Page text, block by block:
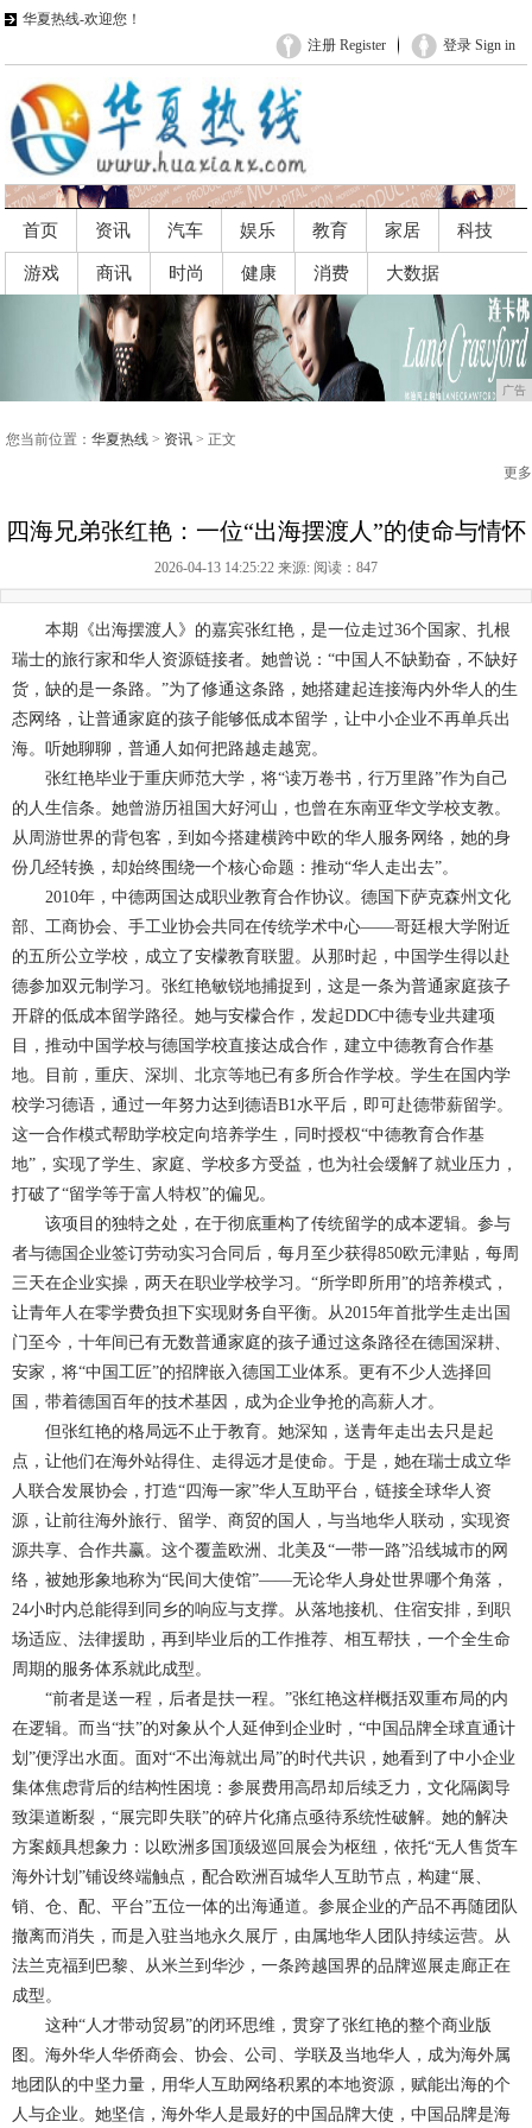
华夏热线-欢迎您！
登录 Sign in
注册 Register
首页 资讯 汽车 娱乐 教育 家居 科技
游戏 商讯 时尚 健康 消费 大数据
广告
您当前位置： 华夏热线 > 资讯 > 正文
更多
四海兄弟张红艳：一位“出海摆渡人”的使命与情怀
2026-04-13 14:25:22 来源: 阅读：847
本期《出海摆渡人》的嘉宾张红艳，是一位走过36个国家、扎根
瑞士的旅行家和华人资源链接者。她曾说：“中国人不缺勤奋，不缺好
货，缺的是一条路。”为了修通这条路，她搭建起连接海内外华人的生
态网络，让普通家庭的孩子能够低成本留学，让中小企业不再单兵出
海。听她聊聊，普通人如何把路越走越宽。
张红艳毕业于重庆师范大学，将“读万卷书，行万里路”作为自己
的人生信条。她曾游历祖国大好河山，也曾在东南亚华文学校支教。
从周游世界的背包客，到如今搭建横跨中欧的华人服务网络，她的身
份几经转换，却始终围绕一个核心命题：推动“华人走出去”。
2010年，中德两国达成职业教育合作协议。德国下萨克森州文化
部、工商协会、手工业协会共同在传统学术中心——哥廷根大学附近
的五所公立学校，成立了安檬教育联盟。从那时起，中国学生得以赴
德参加双元制学习。张红艳敏锐地捕捉到，这是一条为普通家庭孩子
开辟的低成本留学路径。她与安檬合作，发起DDC中德专业共建项
目，推动中国学校与德国学校直接达成合作，建立中德教育合作基
地。目前，重庆、深圳、北京等地已有多所合作学校。学生在国内学
校学习德语，通过一年努力达到德语B1水平后，即可赴德带薪留学。
这一合作模式帮助学校定向培养学生，同时授权“中德教育合作基
地”，实现了学生、家庭、学校多方受益，也为社会缓解了就业压力，
打破了“留学等于富人特权”的偏见。
该项目的独特之处，在于彻底重构了传统留学的成本逻辑。参与
者与德国企业签订劳动实习合同后，每月至少获得850欧元津贴，每周
三天在企业实操，两天在职业学校学习。“所学即所用”的培养模式，
让青年人在零学费负担下实现财务自平衡。从2015年首批学生走出国
门至今，十年间已有无数普通家庭的孩子通过这条路径在德国深耕、
安家，将“中国工匠”的招牌嵌入德国工业体系。更有不少人选择回
国，带着德国百年的技术基因，成为企业争抢的高薪人才。
但张红艳的格局远不止于教育。她深知，送青年走出去只是起
点，让他们在海外站得住、走得远才是使命。于是，她在瑞士成立华
人联合发展协会，打造“四海一家”华人互助平台，链接全球华人资
源，让前往海外旅行、留学、商贸的国人，与当地华人联动，实现资
源共享、合作共赢。这个覆盖欧洲、北美及“一带一路”沿线城市的网
络，被她形象地称为“民间大使馆”——无论华人身处世界哪个角落，
24小时内总能得到同乡的响应与支撑。从落地接机、住宿安排，到职
场适应、法律援助，再到毕业后的工作推荐、相互帮扶，一个全生命
周期的服务体系就此成型。
“前者是送一程，后者是扶一程。”张红艳这样概括双重布局的内
在逻辑。而当“扶”的对象从个人延伸到企业时，“中国品牌全球直通计
划”便浮出水面。面对“不出海就出局”的时代共识，她看到了中小企业
集体焦虑背后的结构性困境：参展费用高昂却后续乏力，文化隔阂导
致渠道断裂，“展完即失联”的碎片化痛点亟待系统性破解。她的解决
方案颇具想象力：以欧洲多国顶级巡回展会为枢纽，依托“无人售货车
海外计划”铺设终端触点，配合欧洲百城华人互助节点，构建“展、
销、仓、配、平台”五位一体的出海通道。参展企业的产品不再随团队
撤离而消失，而是入驻当地永久展厅，由属地华人团队持续运营。从
法兰克福到巴黎、从米兰到华沙，一条跨越国界的品牌巡展走廊正在
成型。
这种“人才带动贸易”的闭环思维，贯穿了张红艳的整个商业版
图。海外华人华侨商会、协会、公司、学联及当地华人，成为海外属
地团队的中坚力量，用华人互助网络积累的本地资源，赋能出海的个
人与企业。她坚信，海外华人是最好的中国品牌大使，中国品牌是海